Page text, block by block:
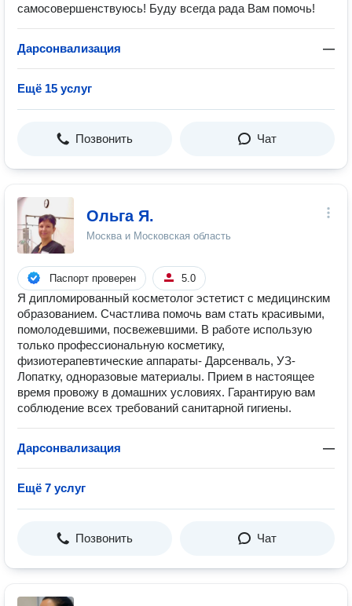
самосовершенствуюсь! Буду всегда рада Вам помочь!
Дарсонвализация —
Ещё 15 услуг
Позвонить Чат
Ольга Я.
Москва и Московская область
Паспорт проверен 5.0
Я дипломированный косметолог эстетист с медицинским
образованием. Счастлива помочь вам стать красивыми,
помолодевшими, посвежевшими. В работе использую
только профессиональную косметику,
физиотерапевтические аппараты- Дарсенваль, УЗ-
Лопатку, одноразовые материалы. Прием в настоящее
время провожу в домашних условиях. Гарантирую вам
соблюдение всех требований санитарной гигиены.
Дарсонвализация —
Ещё 7 услуг
Позвонить Чат